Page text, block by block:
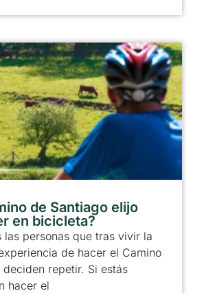
de Santiago elijo
en bicicleta?
las personas que tras vivir la
de hacer el Camino
deciden repetir. Si estás
hacer el